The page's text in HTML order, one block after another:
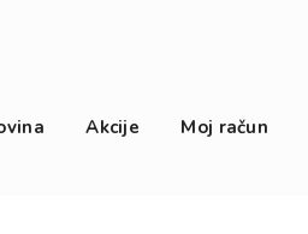
Akcije Moj račun